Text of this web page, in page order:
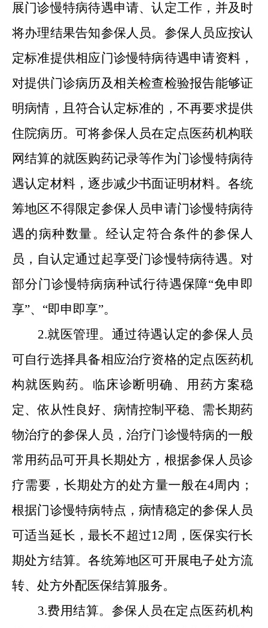
展门诊慢特病待遇申请、认定工作，并及时
将办理结果告知参保人员。参保人员应按认
定标准提供相应门诊慢特病待遇申请资料，
对提供门诊病历及相关检查检验报告能够证
明病情，且符合认定标准的，不再要求提供
住院病历。可将参保人员在定点医药机构联
网结算的就医购药记录等作为门诊慢特病待
遇认定材料，逐步减少书面证明材料。各统
筹地区不得限定参保人员申请门诊慢特病待
遇的病种数量。经认定符合条件的参保人
员，自认定通过起享受门诊慢特病待遇。对
部分门诊慢特病病种试行待遇保障“免申即
享”、 “即申即享”。
2.就医管理。通过待遇认定的参保人员
可自行选择具备相应治疗资格的定点医药机
构就医购药。临床诊断明确 、 用药方案稳
定、依从性良好、 病情控制平稳、 需长期药
物治疗的参保人员，治疗门诊慢特病的一般
常用药品可开具长期处方，根据参保人员诊
疗需要，长期处方的处方量一般在4周内；
根据门诊慢特病特点，病情稳定的参保人员
可适当延长，最长不超过12周，医保实行长
期处方结算。各统筹地区可开展电子处方流
转、 处方外配医保结算服务。
3.费用结算。参保人员在定点医药机构